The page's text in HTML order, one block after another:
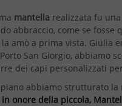
mantella realizzata fu
abbraccio, come se fosse
la amò a prima vista. Giulia
San Giorgio, abbiamo
dei capi personalizzati
piano abbiamo strutturato
in onore della piccola,